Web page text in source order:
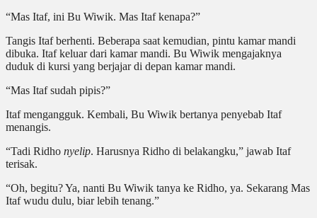
“Mas Itaf, ini Bu Wiwik. Mas Itaf kenapa?”
Tangis Itaf berhenti. Beberapa saat kemudian, pintu kamar mandi
dibuka. Itaf keluar dari kamar mandi. Bu Wiwik mengajaknya
duduk di kursi yang berjajar di depan kamar mandi.
“Mas Itaf sudah pipis?”
Itaf mengangguk. Kembali, Bu Wiwik bertanya penyebab Itaf
menangis.
“Tadi Ridho nyelip. Harusnya Ridho di belakangku,” jawab Itaf
terisak.
“Oh, begitu? Ya, nanti Bu Wiwik tanya ke Ridho, ya. Sekarang Mas
Itaf wudu dulu, biar lebih tenang.”